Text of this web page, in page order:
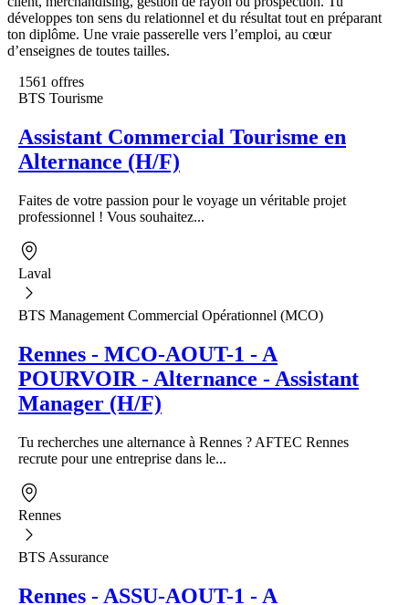
développes ton sens du relationnel et du résultat tout en préparant
ton diplôme. Une vraie passerelle vers l’emploi, au cœur
d’enseignes de toutes tailles.
1561 offres
BTS Tourisme
Assistant Commercial Tourisme en
Alternance (H/F)
Faites de votre passion pour le voyage un véritable projet
professionnel ! Vous souhaitez...
Laval
BTS Management Commercial Opérationnel (MCO)
Rennes - MCO-AOUT-1 - A
POURVOIR - Alternance - Assistant
Manager (H/F)
Tu recherches une alternance à Rennes ? AFTEC Rennes
recrute pour une entreprise dans le...
Rennes
BTS Assurance
Rennes - ASSU-AOUT-1 - A